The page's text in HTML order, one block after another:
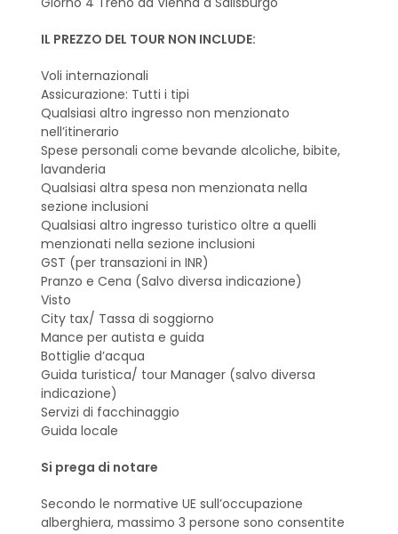
IL PREZZO DEL TOUR NON INCLUDE:
Voli internazionali
Assicurazione: Tutti i tipi
Qualsiasi altro ingresso non menzionato
nell’itinerario
Spese personali come bevande alcoliche, bibite,
lavanderia
Qualsiasi altra spesa non menzionata nella
sezione inclusioni
Qualsiasi altro ingresso turistico oltre a quelli
menzionati nella sezione inclusioni
GST (per transazioni in INR)
Pranzo e Cena (Salvo diversa indicazione)
Visto
City tax/ Tassa di soggiorno
Mance per autista e guida
Bottiglie d’acqua
Guida turistica/ tour Manager (salvo diversa
indicazione)
Servizi di facchinaggio
Guida locale
Si prega di notare
Secondo le normative UE sull’occupazione
alberghiera, massimo 3 persone sono consentite